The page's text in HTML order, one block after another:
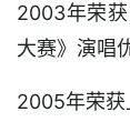
2003年荣
大赛》演唱
2005年荣获